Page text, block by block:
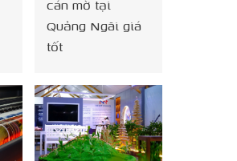
cán mờ tại
Quảng Ngãi giá
tốt